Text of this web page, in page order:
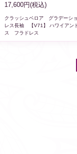
17,600円(税込)
クラッシュベロア グラデーシ
レス長袖 【V71】 ハワイアン
ス フラドレス